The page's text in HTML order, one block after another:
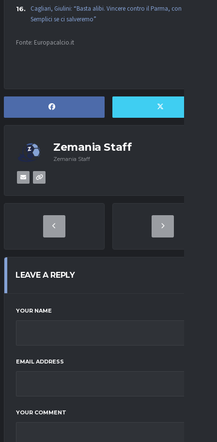
Cagliari, Giulini: “Basta alibi. Vincere contro il Parma, con
Semplici se ci salveremo”
Fonte: Europacalcio.it
Zemania Staff
Zemania Staff
LEAVE A REPLY
YOUR NAME
EMAIL ADDRESS
YOUR COMMENT